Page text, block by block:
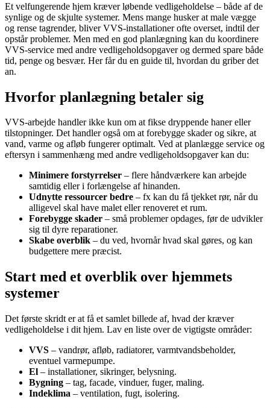
Et velfungerende hjem kræver løbende vedligeholdelse – både af de
synlige og de skjulte systemer. Mens mange husker at male vægge
og rense tagrender, bliver VVS-installationer ofte overset, indtil der
opstår problemer. Men med en god planlægning kan du koordinere
VVS-service med andre vedligeholdsopgaver og dermed spare både
tid, penge og besvær. Her får du en guide til, hvordan du griber det
an.
Hvorfor planlægning betaler sig
VVS-arbejde handler ikke kun om at fikse dryppende haner eller
tilstopninger. Det handler også om at forebygge skader og sikre, at
vand, varme og afløb fungerer optimalt. Ved at planlægge service og
eftersyn i sammenhæng med andre vedligeholdsopgaver kan du:
Minimere forstyrrelser – flere håndværkere kan arbejde
samtidig eller i forlængelse af hinanden.
Udnytte ressourcer bedre – fx kan du få tjekket rør, når du
alligevel skal have malet eller renoveret et rum.
Forebygge skader – små problemer opdages, før de udvikler
sig til dyre reparationer.
Skabe overblik – du ved, hvornår hvad skal gøres, og kan
budgettere mere præcist.
Start med et overblik over hjemmets
systemer
Det første skridt er at få et samlet billede af, hvad der kræver
vedligeholdelse i dit hjem. Lav en liste over de vigtigste områder:
VVS – vandrør, afløb, radiatorer, varmtvandsbeholder,
eventuel varmepumpe.
El – installationer, sikringer, belysning.
Bygning – tag, facade, vinduer, fuger, maling.
Indeklima – ventilation, fugt, isolering.